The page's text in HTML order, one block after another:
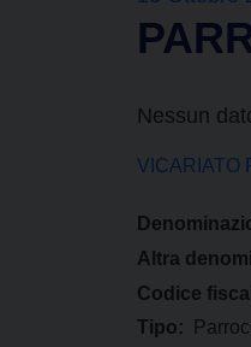
Nessun
VICARIATO
Altra
Codice
Tipo: